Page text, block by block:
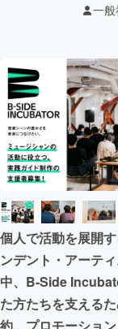
テクノ
映像・
ビジ
まちづ
CAMPFIRE
一
個人で活動を展開
ンデント・アーテ
中、B-Side
た方たちを支える